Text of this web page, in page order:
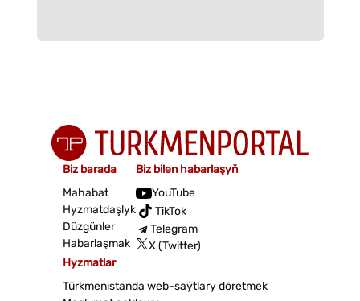
Biz barada
Mahabat
Hyzmatdaşlyk
Düzgünler
Habarlaşmak
Biz bilen habarlaşyň
YouTube
TikTok
Telegram
X (Twitter)
Hyzmatlar
Türkmenistanda web-saýtlary döretmek